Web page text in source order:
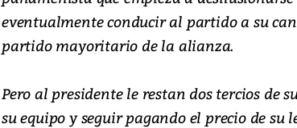
eventualmente conducir al partido a su
partido mayoritario de la alianza.
Pero al presidente le restan dos tercios de
su equipo y seguir pagando el precio de su